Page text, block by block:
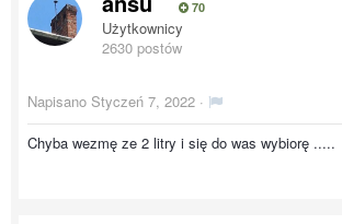
70
Użytkownicy
2630 postów
Napisano Styczeń 7, 2022 ·
Chyba wezmę ze 2 litry i się do was wybiorę .....